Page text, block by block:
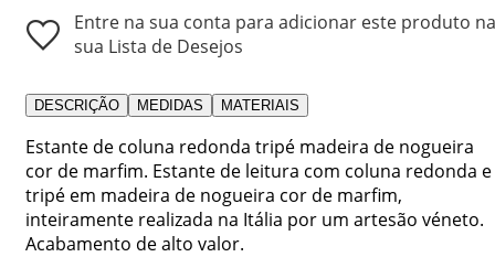
Entre na sua conta para adicionar este produto na
sua Lista de Desejos
DESCRIÇÃO MEDIDAS MATERIAIS
Estante de coluna redonda tripé madeira de nogueira
cor de marfim. Estante de leitura com coluna redonda e
tripé em madeira de nogueira cor de marfim,
inteiramente realizada na Itália por um artesão véneto.
Acabamento de alto valor.